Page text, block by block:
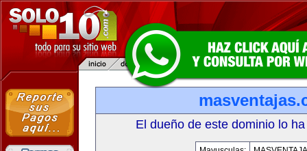
El dueño de este dominio lo